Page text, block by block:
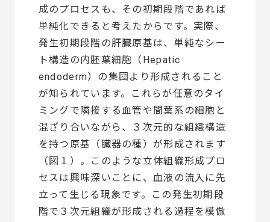
成のプロセスも、その初期段階であれば
単純化できると考えたからです。実際、
発生初期段階の肝臓原基は、単純なシー
ト構造の内胚葉細胞（Hepatic
endoderm）の集団より形成されること
が知られています。これらが任意のタイ
ミングで隣接する血管や間葉系の細胞と
混ざり合いながら、３次元的な組織構造
を持つ原基（臓器の種）が形成されます
（図１）。このような立体組織形成プロ
セスは興味深いことに、血液の流入に先
立って生じる現象です。この発生初期段
階で３次元組織が形成される過程を模倣